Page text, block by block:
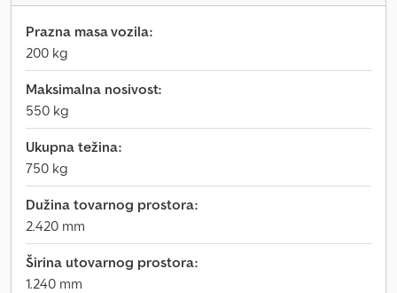
Prazna masa vozila:
200 kg
Maksimalna nosivost:
550 kg
Ukupna težina:
750 kg
Dužina tovarnog prostora:
2.420 mm
Širina utovarnog prostora:
1.240 mm